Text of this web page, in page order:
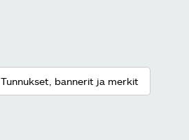
Tunnukset, bannerit ja merkit